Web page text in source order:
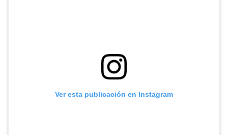
Ver esta publicación en Instagram